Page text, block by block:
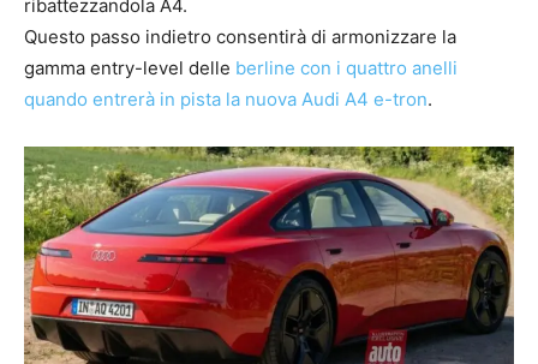
ribattezzandola A4.
Questo passo indietro consentirà di armonizzare la
gamma entry-level delle berline con i quattro anelli
quando entrerà in pista la nuova Audi A4 e-tron.